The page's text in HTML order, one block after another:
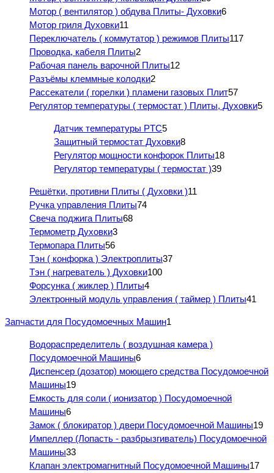
Мотор ( вентилятор ) обдува Плиты- Духовки6
Мотор гриля Духовки11
Переключатель ( коммутатор ) режимов Плиты117
Проводка, кабеля Плиты2
Рабочая панель варочной Плиты12
Разъёмы клеммные колодки2
Рассекатели ( горелки ) пламени газовых Плит57
Регулятор температуры ( термостат ) Плиты, Духовки5
Датчик температуры PTC5
Защитный термостат Духовки8
Регулятор мощности конфорок Плиты18
Регулятор температуры ( термостат )39
Решётки, противни Плиты ( Духовки )11
Ручка управления Плиты74
Свеча поджига Плиты68
Термометр Духовки3
Термопара Плиты56
Тэн ( конфорка ) Электроплиты37
Тэн ( нагреватель ) Духовки100
Форсунка ( жиклер ) Плиты4
Электронный модуль управления ( таймер ) Плиты41
Запчасти для Посудомоечных Машин1
Водораспределитель ( воздушная камера )
Посудомоечной Машины6
Диспенсер (дозатор) моющего средства Посудомоечной
Машины19
Емкость для соли ( ионизатор ) Посудомоечной
Машины6
Замок ( блокиратор ) двери Посудомоечной Машины19
Импеллер (Лопасть - разбрызгиватель) Посудомоечной
Машины33
Клапан электромагнитный Посудомоечной Машины17